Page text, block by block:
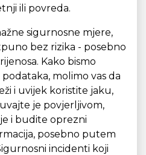
ili povreda.
sigurnosne mjere,
bez rizika - posebno
Kako bismo
molimo vas da
i uvijek koristite jaku,
je povjerljivom,
i budite oprezni
posebno putem
incidenti koji